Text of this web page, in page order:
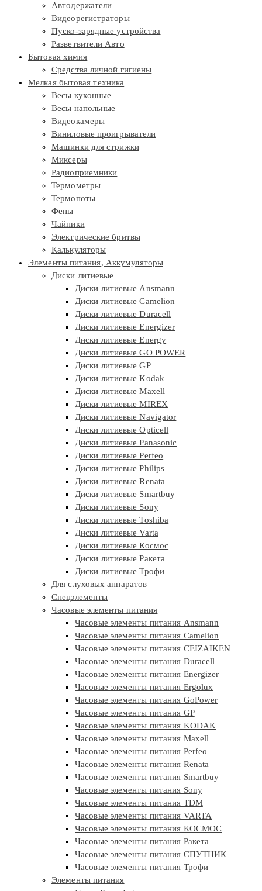
Автодержатели
Видеорегистраторы
Пуско-зарядные устройства
Разветвители Авто
Бытовая химия
Средства личной гигиены
Мелкая бытовая техника
Весы кухонные
Весы напольные
Видеокамеры
Виниловые проигрыватели
Машинки для стрижки
Миксеры
Радиоприемники
Термометры
Термопоты
Фены
Чайники
Электрические бритвы
Калькуляторы
Элементы питания, Аккумуляторы
Диски литиевые
Диски литиевые Ansmann
Диски литиевые Camelion
Диски литиевые Duracell
Диски литиевые Energizer
Диски литиевые Energy
Диски литиевые GO POWER
Диски литиевые GP
Диски литиевые Kodak
Диски литиевые Maxell
Диски литиевые MIREX
Диски литиевые Navigator
Диски литиевые Opticell
Диски литиевые Panasonic
Диски литиевые Perfeo
Диски литиевые Philips
Диски литиевые Renata
Диски литиевые Smartbuy
Диски литиевые Sony
Диски литиевые Toshiba
Диски литиевые Varta
Диски литиевые Космос
Диски литиевые Ракета
Диски литиевые Трофи
Для слуховых аппаратов
Спецэлементы
Часовые элементы питания
Часовые элементы питания Ansmann
Часовые элементы питания Camelion
Часовые элементы питания CEIZAIKEN
Часовые элементы питания Duracell
Часовые элементы питания Energizer
Часовые элементы питания Ergolux
Часовые элементы питания GoPower
Часовые элементы питания GP
Часовые элементы питания KODAK
Часовые элементы питания Maxell
Часовые элементы питания Perfeo
Часовые элементы питания Renata
Часовые элементы питания Smartbuy
Часовые элементы питания Sony
Часовые элементы питания TDM
Часовые элементы питания VARTA
Часовые элементы питания КОСМОС
Часовые элементы питания Ракета
Часовые элементы питания СПУТНИК
Часовые элементы питания Трофи
Элементы питания